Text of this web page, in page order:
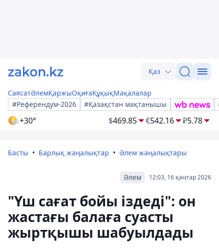
Қаз
СаясатӘлемҚаржыОқиғаҚұқықМақалалар
#Референдум-2026
#Қазақстан мақтанышы
+30° $469.85 €542.16 ₽5.78
Басты Барлық жаңалықтар Әлем жаңалықтары
12:03, 16 қаңтар 2026
Әлем
"Үш сағат бойы іздеді": он
жастағы балаға суасты
жыртқышы шабуылдады